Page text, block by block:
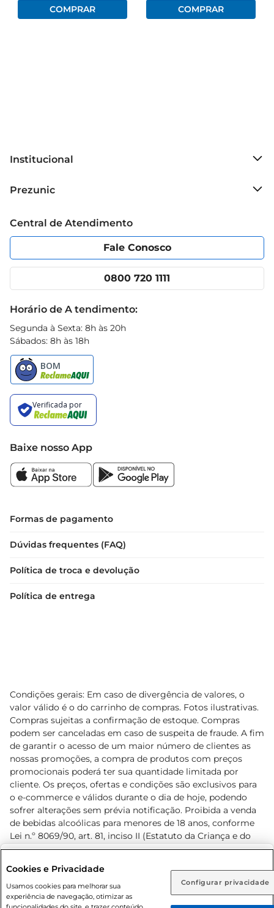
Rio de Janeiro (RJ) Goiás (GO)
Ou
Institucional
Grupo Cencosud
Política de Privacidade
Portal do fornecedor
Cencosud Media
Prezunic
Código de Ética
App Prezunic
Central de Atendimento
Fale Conosco
0800 720 1111
Horário de A tendimento:
Segunda à Sexta: 8h às 20h
Sábados: 8h às 18h
Baixe nosso App
Formas de pagamento
Dúvidas frequentes (FAQ)
Política de troca e devolução
Política de entrega
Condições gerais: Em caso de divergência de valores, o
valor válido é o do carrinho de compras. Fotos ilustrativas.
Compras sujeitas a confirmação de estoque. Compras
podem ser canceladas em caso de suspeita de fraude. A fim
de garantir o acesso de um maior número de clientes as
nossas promoções, a compra de produtos com preços
promocionais poderá ter sua quantidade limitada por
cliente. Os preços, ofertas e condições são exclusivos para
o e-commerce e válidos durante o dia de hoje, podendo
sofrer alterações sem prévia notificação. Proibida a venda
de bebidas alcoólicas para menores de 18 anos, conforme
Lei n.º 8069/90, art. 81, inciso II (Estatuto da Criança e do
Adolescente). Preços e condições exclusivos para o
prévio. O valor mínimo para as compras on-line é de R$
80,00.
Cookies e Privacidade
Usamos cookies para melhorar sua
experiência de navegação, otimizar as
Configurar privacidade